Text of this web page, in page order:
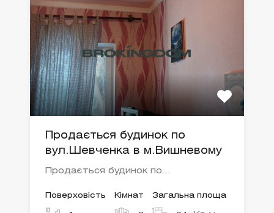
Продається будинок по
вул.Шевченка в м.Вишневому
Продається будинок по…
Поверховість Кімнат Загальна площа